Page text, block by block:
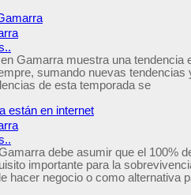
Gamarra muestra una
sumando nuevas
de esta temporada se
están en internet
debe asumir que el 100%
importante para la
hacer negocio o como alternativa